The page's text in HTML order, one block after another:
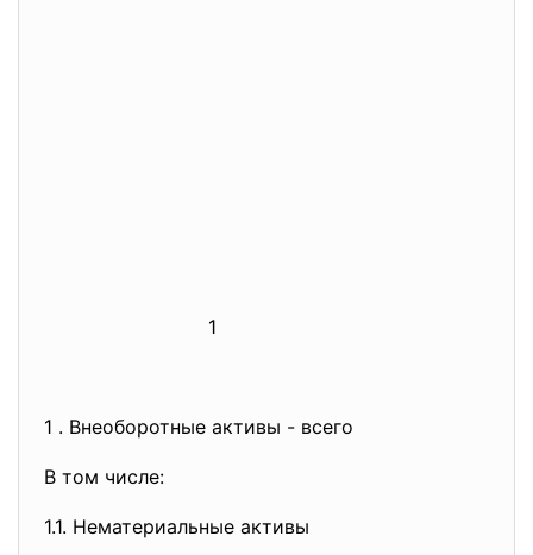
1
1 . Внеоборотные активы - всего
В том числе:
1.1. Нематериальные активы